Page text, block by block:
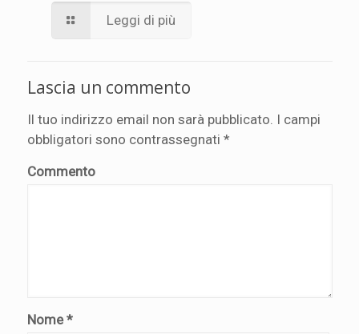
Leggi di più
Lascia un commento
Il tuo indirizzo email non sarà pubblicato. I campi
obbligatori sono contrassegnati *
Commento
Nome*